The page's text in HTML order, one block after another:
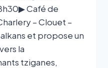
Café de
– Clouet –
et propose un
la
tziganes,